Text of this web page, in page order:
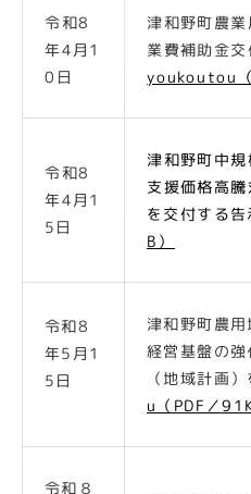
令和8
年4月1
0日
津和野町農
業費補助金
youkoutou（
令和8
年4月1
5日
津和野町中
支援価格高
を交付する告
B）
令和8
年5月1
5日
津和野町農
経営基盤の
（地域計画
u（PDF／
令和８